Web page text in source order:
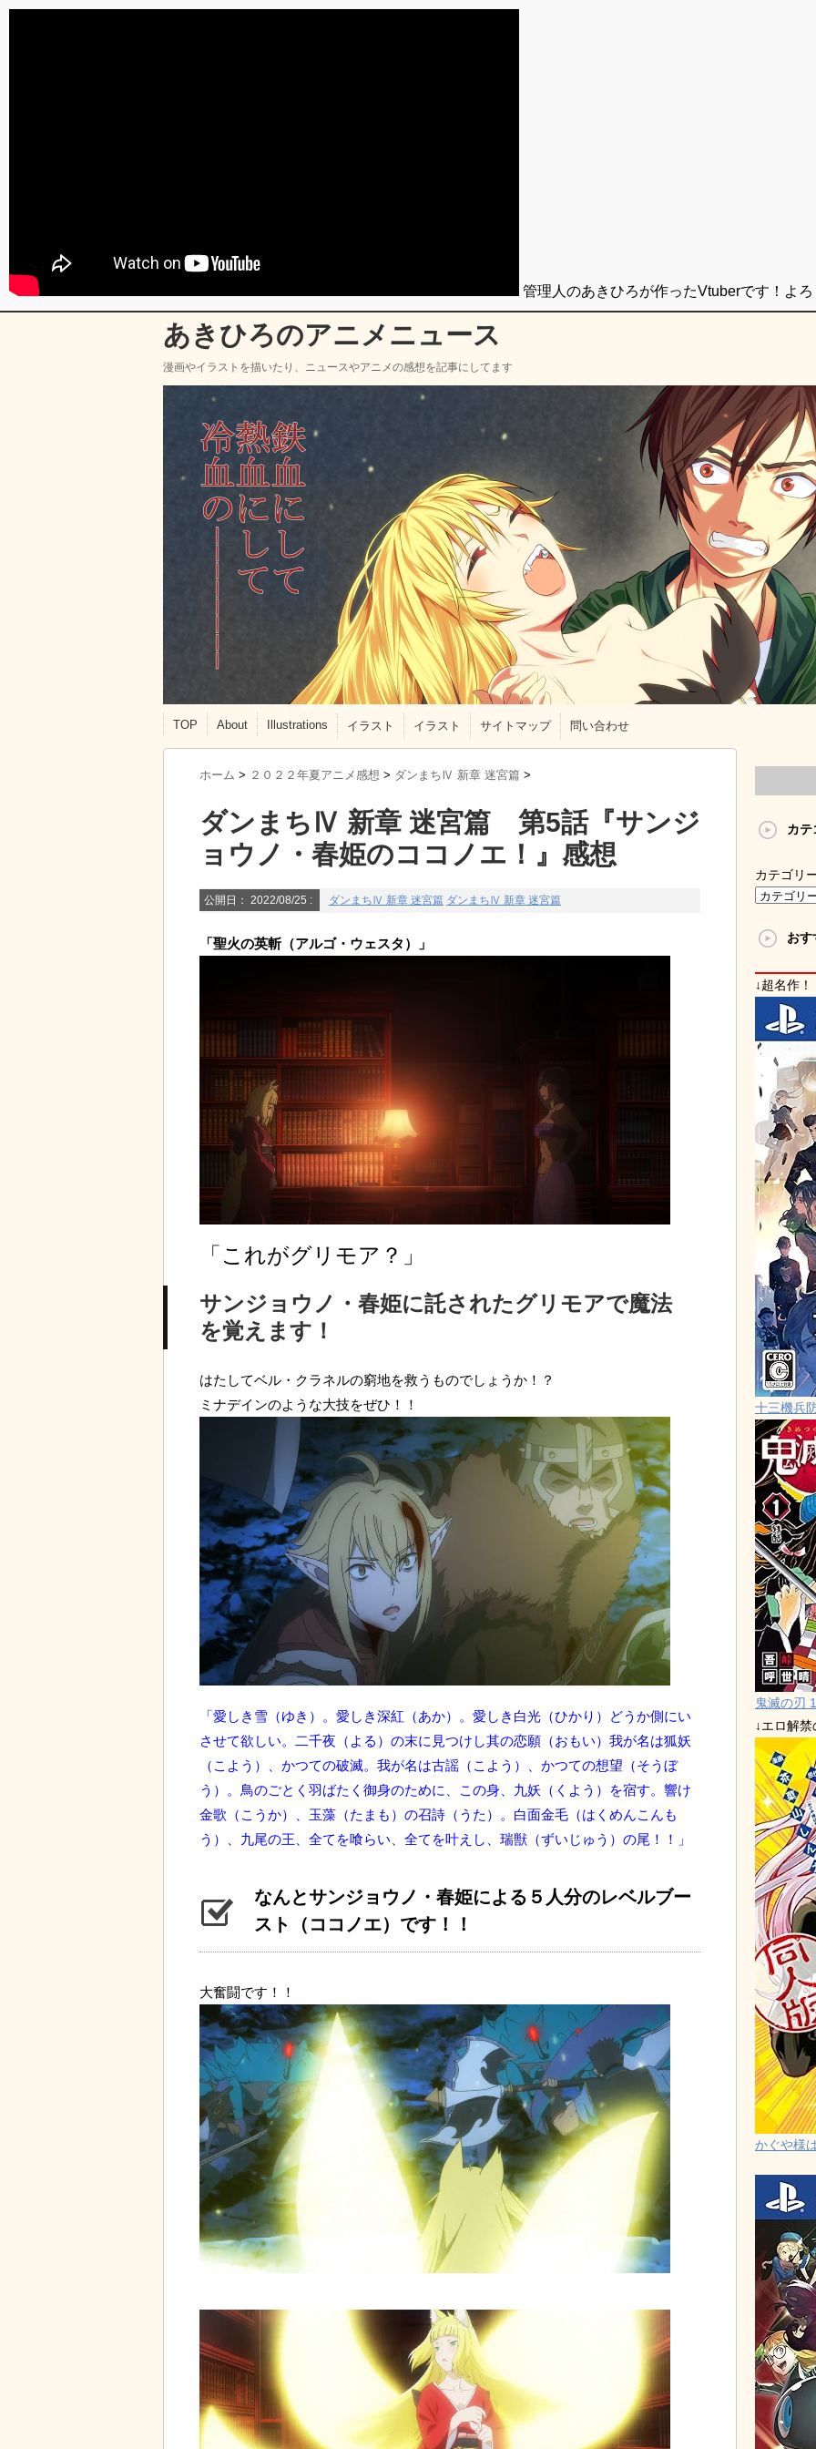
あきひろのアニメニュース
漫画やイラストを描いたり、ニュースやアニメの感想を記事にしてます
TOP About Illustrations イラスト イラスト サイトマップ 問い合わせ
ホーム > ２０２２年夏アニメ感想 > ダンまちⅣ 新章 迷宮篇 >
ダンまちⅣ 新章 迷宮篇 第5話『サンジ
ョウノ・春姫のココノエ！』感想
公開日： 2022/08/25 : ダンまちⅣ 新章 迷宮篇 ダンまちⅣ 新章 迷宮篇
「聖火の英斬（アルゴ・ウェスタ）」
「これがグリモア？」
サンジョウノ・春姫に託されたグリモアで魔法
を覚えます！
はたしてベル・クラネルの窮地を救うものでしょうか！？
ミナデインのような大技をぜひ！！
「愛しき雪（ゆき）。愛しき深紅（あか）。愛しき白光（ひかり）どうか側にい
させて欲しい。二千夜（よる）の末に見つけし其の恋願（おもい）我が名は狐妖
（こよう）、かつての破滅。我が名は古謡（こよう）、かつての想望（そうぼ
う）。鳥のごとく羽ばたく御身のために、この身、九妖（くよう）を宿す。響け
金歌（こうか）、玉藻（たまも）の召詩（うた）。白面金毛（はくめんこんも
う）、九尾の王、全てを喰らい、全てを叶えし、瑞獣（ずいじゅう）の尾！！」
なんとサンジョウノ・春姫による５人分のレベルブー
スト（ココノエ）です！！
大奮闘です！！
カテ
カテゴリ
お
↓超名作！
十三機兵
鬼滅の刃
↓エロ解
かぐや様
管理人のあきひろが作ったVtuberです！よ